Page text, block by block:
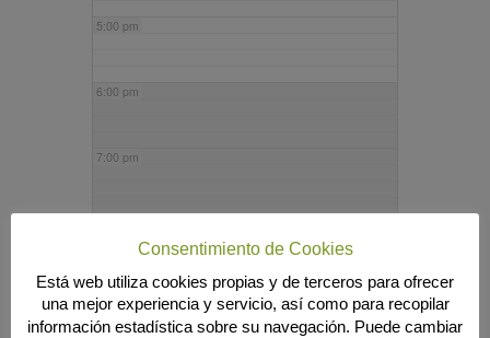
5:00 pm
6:00 pm
7:00 pm
9:00 pm
Consentimiento de Cookies
Está web utiliza cookies propias y de terceros para ofrecer
una mejor experiencia y servicio, así como para recopilar
información estadística sobre su navegación. Puede cambiar